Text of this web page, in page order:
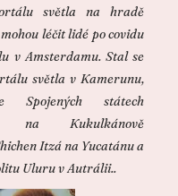
světla na hradě
léčit lidé po covidu
v Amsterdamu. Stal se
světla v Kamerunu,
Spojených státech
na Kukulkánově
Itzá na Yucatánu a
Uluru v Autrálii..